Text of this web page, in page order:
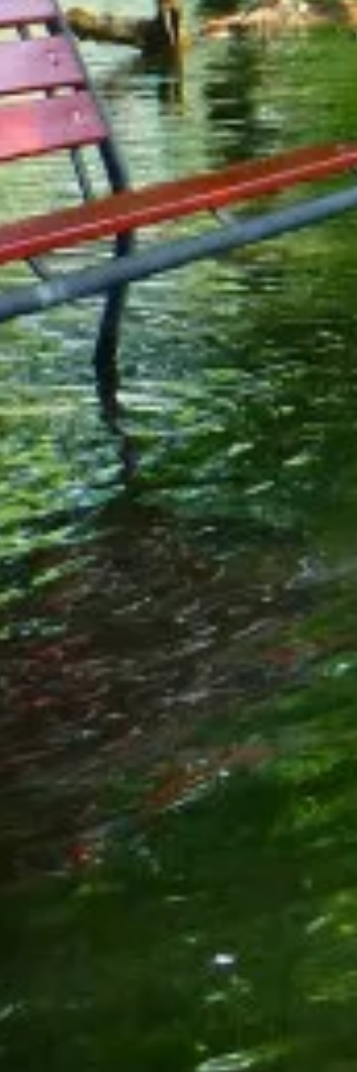
Háztartási felhasználás
Targoncák
Ipari felhasználás
Mezőgazdaság
Speciális felhasználás
Palack típusok
AUTÓGÁZ
Üzemanyag
EXKLUZÍV